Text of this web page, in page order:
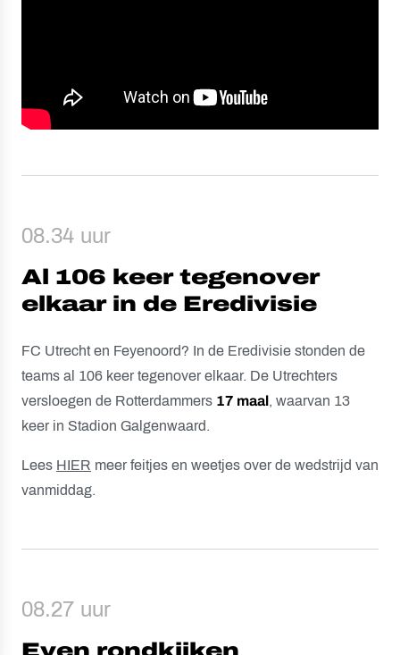
Al 106 keer tegenover
elkaar in de Eredivisie
08.34 uur
FC Utrecht en Feyenoord? In de Eredivisie stonden de
teams al 106 keer tegenover elkaar. De Utrechters
versloegen de Rotterdammers 17 maal, waarvan 13
keer in Stadion Galgenwaard.
Lees HIER meer feitjes en weetjes over de wedstrijd van
vanmiddag.
08.27 uur